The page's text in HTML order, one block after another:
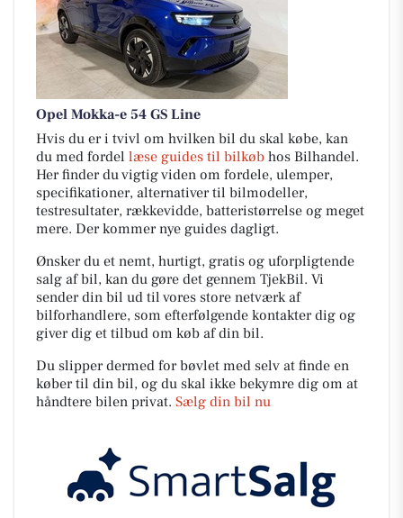
Opel Mokka-e 54 GS Line
Hvis du er i tvivl om hvilken bil du skal købe, kan
du med fordel læse guides til bilkøb hos Bilhandel.
Her finder du vigtig viden om fordele, ulemper,
specifikationer, alternativer til bilmodeller,
testresultater, rækkevidde, batteristørrelse og meget
mere. Der kommer nye guides dagligt.
Ønsker du et nemt, hurtigt, gratis og uforpligtende
salg af bil, kan du gøre det gennem TjekBil. Vi
sender din bil ud til vores store netværk af
bilforhandlere, som efterfølgende kontakter dig og
giver dig et tilbud om køb af din bil.
Du slipper dermed for bøvlet med selv at finde en
køber til din bil, og du skal ikke bekymre dig om at
håndtere bilen privat. Sælg din bil nu